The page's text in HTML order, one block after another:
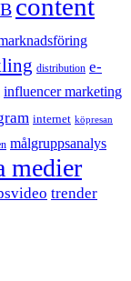
content
distribution e-
influencer marketing
internet köpresan
målgruppsanalys
medier
trender